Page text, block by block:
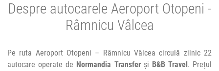
Despre autocarele Aeroport Otopeni -
Râmnicu Vâlcea
Pe ruta Aeroport Otopeni – Râmnicu Vâlcea circulă zilnic 22
autocare operate de Normandia Transferși B&B Travel . Prețul